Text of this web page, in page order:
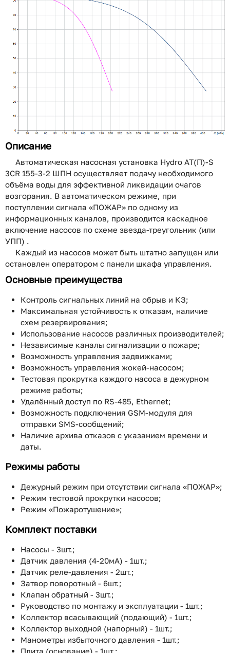
Описание
Автоматическая насосная установка Hydro AT(П)-S
3CR 155-3-2 ШПН осуществляет подачу необходимого
объёма воды для эффективной ликвидации очагов
возгорания. В автоматическом режиме, при
поступлении сигнала «ПОЖАР» по одному из
информационных каналов, производится каскадное
включение насосов по схеме звезда-треугольник (или
УПП) .
Каждый из насосов может быть штатно запущен или
остановлен оператором с панели шкафа управления.
Основные преимущества
Контроль сигнальных линий на обрыв и КЗ;
Максимальная устойчивость к отказам, наличие
схем резервирования;
Использование насосов различных производителей;
Независимые каналы сигнализации о пожаре;
Возможность управления задвижками;
Возможность управления жокей-насосом;
Тестовая прокрутка каждого насоса в дежурном
режиме работы;
Удалённый доступ по RS-485, Ethernet;
Возможность подключения GSM-модуля для
отправки SMS-сообщений;
Наличие архива отказов с указанием времени и
даты.
Режимы работы
Дежурный режим при отсутствии сигнала «ПОЖАР»;
Режим тестовой прокрутки насосов;
Режим «Пожаротушение»;
Комплект поставки
Насосы - 3шт.;
Датчик давления (4-20мА) - 1шт.;
Датчик реле-давления - 2шт.;
Затвор поворотный - 6шт.;
Клапан обратный - 3шт.;
Руководство по монтажу и эксплуатации - 1шт.;
Коллектор всасывающий (подающий) - 1шт.;
Коллектор выходной (напорный) - 1шт.;
Манометры избыточного давления - 1шт.;
Плита (основание) - 1шт.;